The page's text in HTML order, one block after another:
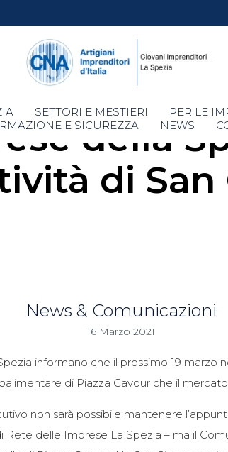
Skip
to
SETTORI E MESTIERI PER LE
E SICUREZZA
NEWS
della
di San
News & Comunicazioni
16 Marzo 2021
informano che il prossimo 19 marzo
di Piazza Cavour che il
non sarà possibile mantenere
delle Imprese La Spezia – ma il